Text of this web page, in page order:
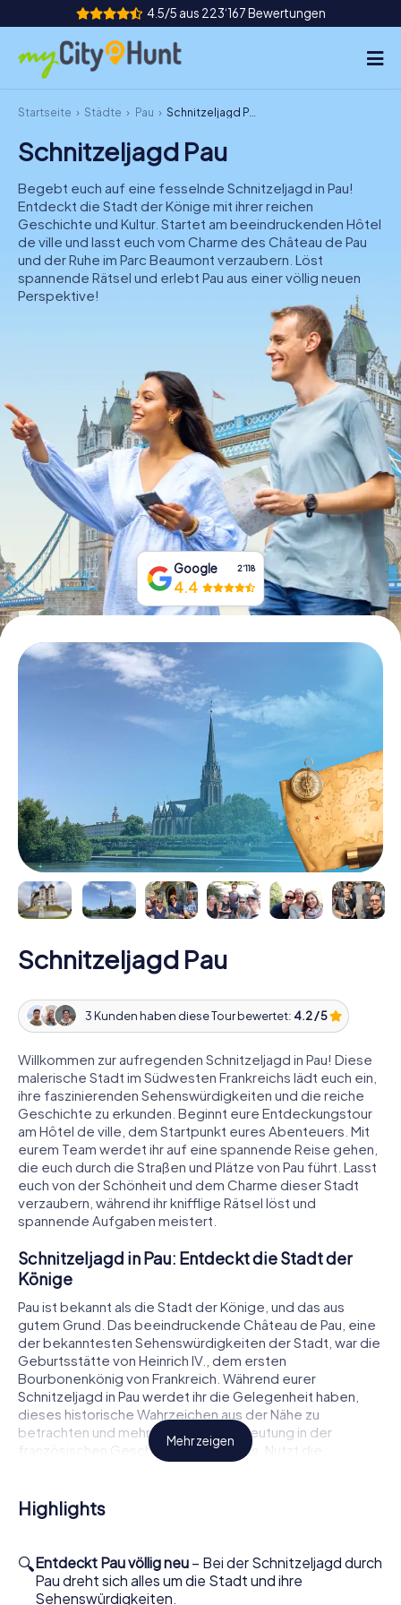
4.5/5 aus 223‘167 Bewertungen
So funktioniert's
Städte
Touren
Teamevent
Tickets
DE
IE
NL
Tickets buchen
Gutscheine bestellen
Startseite Städte Pau Schnitzeljagd Pau
Schnitzeljagd Pau
Begebt euch auf eine fesselnde Schnitzeljagd in Pau!
Entdeckt die Stadt der Könige mit ihrer reichen
Geschichte und Kultur. Startet am beeindruckenden Hôtel
de ville und lasst euch vom Charme des Château de Pau
und der Ruhe im Parc Beaumont verzaubern. Löst
spannende Rätsel und erlebt Pau aus einer völlig neuen
Perspektive!
Google 2‘118
4.4
Schnitzeljagd Pau
3 Kunden haben diese Tour bewertet: 4.2 / 5
Willkommen zur aufregenden Schnitzeljagd in Pau! Diese
malerische Stadt im Südwesten Frankreichs lädt euch ein,
ihre faszinierenden Sehenswürdigkeiten und die reiche
Geschichte zu erkunden. Beginnt eure Entdeckungstour
am Hôtel de ville, dem Startpunkt eures Abenteuers. Mit
eurem Team werdet ihr auf eine spannende Reise gehen,
die euch durch die Straßen und Plätze von Pau führt. Lasst
euch von der Schönheit und dem Charme dieser Stadt
verzaubern, während ihr knifflige Rätsel löst und
spannende Aufgaben meistert.
Schnitzeljagd in Pau: Entdeckt die Stadt der
Könige
Pau ist bekannt als die Stadt der Könige, und das aus
gutem Grund. Das beeindruckende Château de Pau, eine
der bekanntesten Sehenswürdigkeiten der Stadt, war die
Geburtsstätte von Heinrich IV., dem ersten
Bourbonenkönig von Frankreich. Während eurer
Schnitzeljagd in Pau werdet ihr die Gelegenheit haben,
dieses historische Wahrzeichen aus der Nähe zu
betrachten und mehr über seine Bedeutung in der
französischen Geschichte zu erfahren. Nutzt die
Gelegenheit, um die atemberaubende Aussicht auf die
Schlosses aus bietet.
Beaumont, einem der schönsten öffentlichen Parks der
Stadt. Dieser herrliche Park lädt zum Verweilen ein und
bietet euch die Möglichkeit, die Natur zu genießen und
Mehr zeigen
Highlights
🔍Entdeckt Pau völlig neu – Bei der Schnitzeljagd durch
Pau dreht sich alles um die Stadt und ihre
Sehenswürdigkeiten.